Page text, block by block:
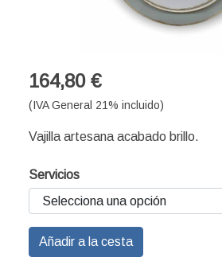
164,80 €
(IVA General 21% incluido)
Vajilla artesana acabado brillo.
Servicios
Añadir a la cesta